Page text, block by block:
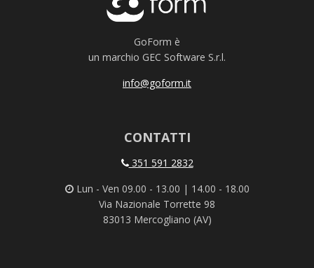
GoForm è
un marchio GEC Software S.r.l.
info@goform.it
CONTATTI
351 591 2832
Lun - Ven 09.00 - 13.00 | 14.00 - 18.00
Via Nazionale Torrette 98
83013 Mercogliano (AV)